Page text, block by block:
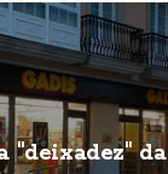
"deixadez"